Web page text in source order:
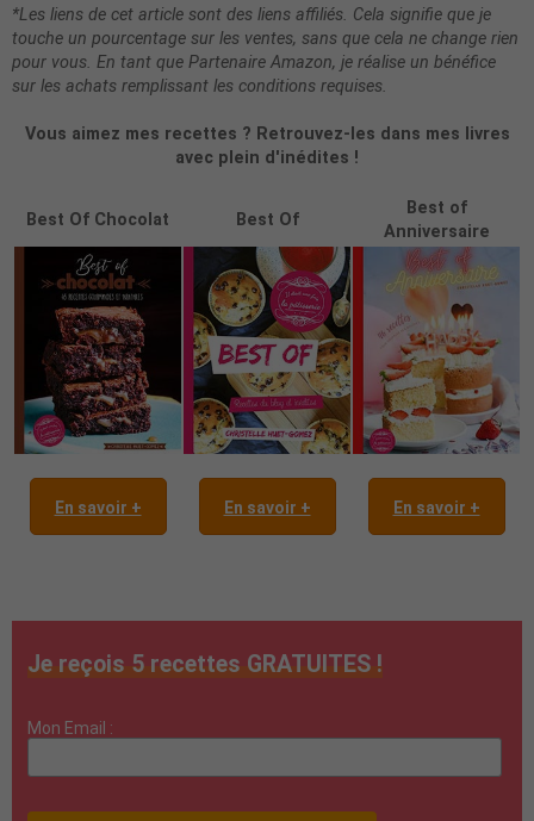
*Les liens de cet article sont des liens affiliés. Cela signifie que je
touche un pourcentage sur les ventes, sans que cela ne change rien
pour vous. En tant que Partenaire Amazon, je réalise un bénéfice
sur les achats remplissant les conditions requises.
Vous aimez mes recettes ? Retrouvez-les dans mes livres
avec plein d'inédites !
Best Of Chocolat Best Of
Best of
Anniversaire
En savoir + En savoir + En savoir +
Je reçois 5 recettes GRATUITES !
Mon Email :